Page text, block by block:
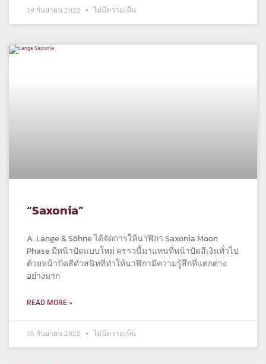
19 กันยายน 2022 ไม่มีความเห็น
“Saxonia”
A. Lange & Söhne ได้จัดการให้นาฬิกา Saxonia Moon
Phase มีหน้าปัดแบบใหม่ คราวนี้มาแทนที่หน้าปัดสีเงินทั่วไป
ด้วยหน้าปัดสีดำสนิทที่ทำให้นาฬิกามีความรู้สึกที่แตกต่าง
อย่างมาก
READ MORE »
13 กันยายน 2022 ไม่มีความเห็น